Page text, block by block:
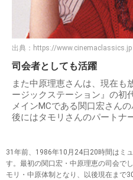
出典： https://www.cinemaclassics.jp
司会者としても活躍
また中原理恵さんは、現在も
ージックステーション』の初
メインMCである関口宏さん
後にはタモリさんのパートナ
31年前、1986年10月24日20時間はミ
す。最初の関口宏・中原理恵の司会で
モリ・中原体制となり、以後現在まで